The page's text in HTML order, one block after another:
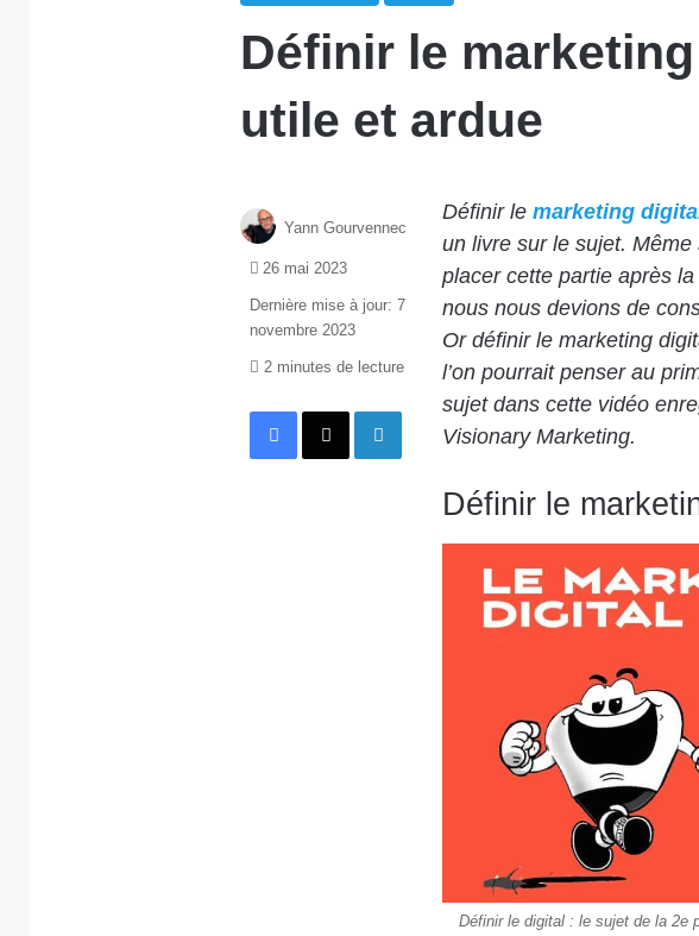
Définir le
utile et ardue
Définir le marketing
un livre sur le sujet.
placer cette partie après
nous nous devions de
Or définir le marketing
l’on pourrait penser au
sujet dans cette vidéo
Visionary Marketing.
Définir le
Définir le digital : le sujet de la 2e
Yann Gourvennec
26 mai 2023
Dernière mise à jour: 7
novembre 2023
2 minutes de lecture
Facebook
X Linkedin